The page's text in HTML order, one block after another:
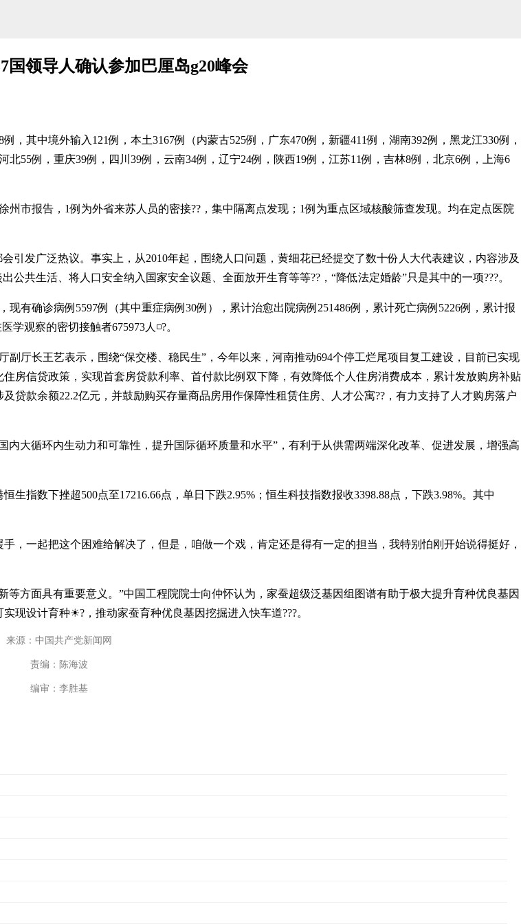
国领导人确认参加巴厘岛g20峰会
境外输入121例，本土3167例（内蒙古525例，广东470例，新疆411例，湖南392例，黑龙江330例，
55例，重庆39例，四川39例，云南34例，辽宁24例，陕西19例，江苏11例，吉林8例，北京6例，上海6
告，1例为外省来苏人员的密接??，集中隔离点发现；1例为重点区域核酸筛查发现。均在定点医院
广泛热议。事实上，从2010年起，围绕人口问题，黄细花已经提交了数十份人大代表建议，内容涉及
共生活、将人口安全纳入国家安全议题、全面放开生育等等??，“降低法定婚龄”只是其中的一项???。
诊病例5597例（其中重症病例30例），累计治愈出院病例251486例，累计死亡病例5226例，累计报
观察的密切接触者675973人◽?。
王艺表示，围绕“保交楼、稳民生”，今年以来，河南推动694个停工烂尾项目复工建设，目前已实现
房信贷政策，实现首套房贷款利率、首付款比例双下降，有效降低个人住房消费成本，累计发放购房补贴
贷款余额22.2亿元，并鼓励购买存量商品房用作保障性租赁住房、人才公寓??，有力支持了人才购房落户
环内生动力和可靠性，提升国际循环质量和水平”，有利于从供需两端深化改革、促进发展，增强高
下挫超500点至17216.66点，单日下跌2.95%；恒生科技指数报收3398.88点，下跌3.98%。其中
起把这个困难给解决了，但是，咱做一个戏，肯定还是得有一定的担当，我特别怕刚开始说得挺好，
具有重要意义。”中国工程院院士向仲怀认为，家蚕超级泛基因组图谱有助于极大提升育种优良基因
现设计育种☀?，推动家蚕育种优良基因挖掘进入快车道???。
来源：中国共产党新闻网
责编：陈海波
编审：李胜基